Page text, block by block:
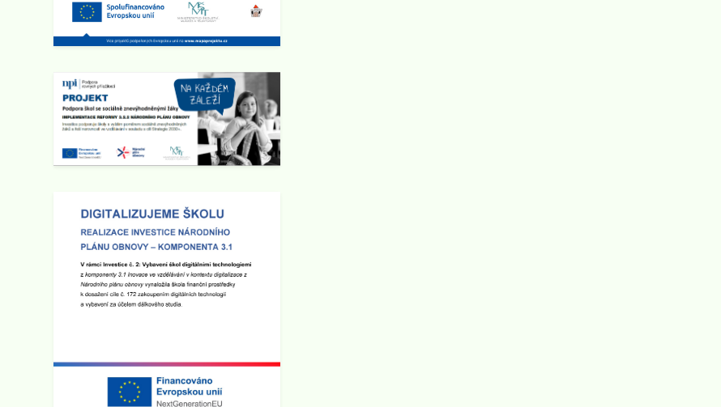
opékáním na školním dvoře. Všichni
jste srdečně zváni!
Zveřejněno: 1.4.2025
Seminář pro rodiče "Jak ochránit
děti před hrozbami internetu?"
Zveme všechny rodiče na seminář,
který se bude konat večtvrtek
Seminář povede Mgr. Martin Kaliba
Ph.D., MBA, Msc. Vstup je zdarma.
Zobrazit vše